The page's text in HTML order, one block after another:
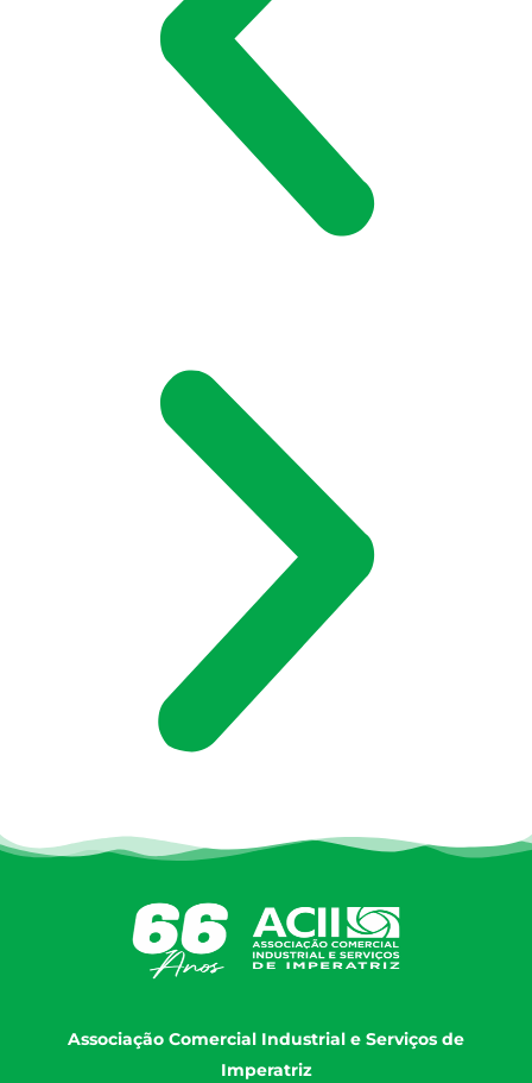
Associação Comercial Industrial e Serviços de
Imperatriz